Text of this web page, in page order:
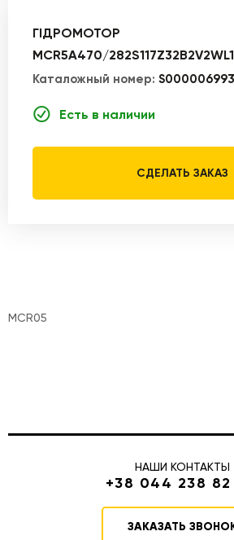
ГІДРОМОТОР
MCR5A470/
Каталожный номер:
Есть в наличии
СДЕЛАТЬ ЗАКАЗ
MCR05
НАШИ КОНТАКТЫ
+38 044 238
ЗАКАЗАТЬ